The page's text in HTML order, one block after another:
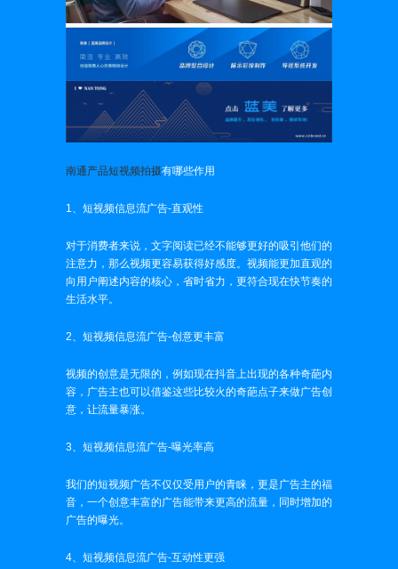
南通产品短视频拍摄有哪些作用
1、短视频信息流广告-直观性
对于消费者来说，文字阅读已经不能够更好的吸引他们的
注意力，那么视频更容易获得好感度。视频能更加直观的
向用户阐述内容的核心，省时省力，更符合现在快节奏的
生活水平。
2、短视频信息流广告-创意更丰富
视频的创意是无限的，例如现在抖音上出现的各种奇葩内
容，广告主也可以借鉴这些比较火的奇葩点子来做广告创
意，让流量暴涨。
3、短视频信息流广告-曝光率高
我们的短视频广告不仅仅受用户的青睐，更是广告主的福
音，一个创意丰富的广告能带来更高的流量，同时增加的
广告的曝光。
4、短视频信息流广告-互动性更强